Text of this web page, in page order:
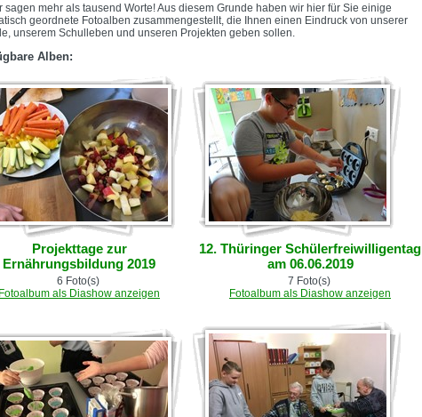
sagen mehr als tausend Worte! Aus diesem Grunde haben wir hier für Sie einige
geordnete Fotoalben zusammengestellt, die Ihnen einen Eindruck von unserer
unserem Schulleben und unseren Projekten geben sollen.
Alben:
Projekttage zur
Ernährungsbildung 2019
6 Foto(s)
Fotoalbum als Diashow anzeigen
12. Thüringer Schülerfreiwilligentag
am 06.06.2019
7 Foto(s)
Fotoalbum als Diashow anzeigen